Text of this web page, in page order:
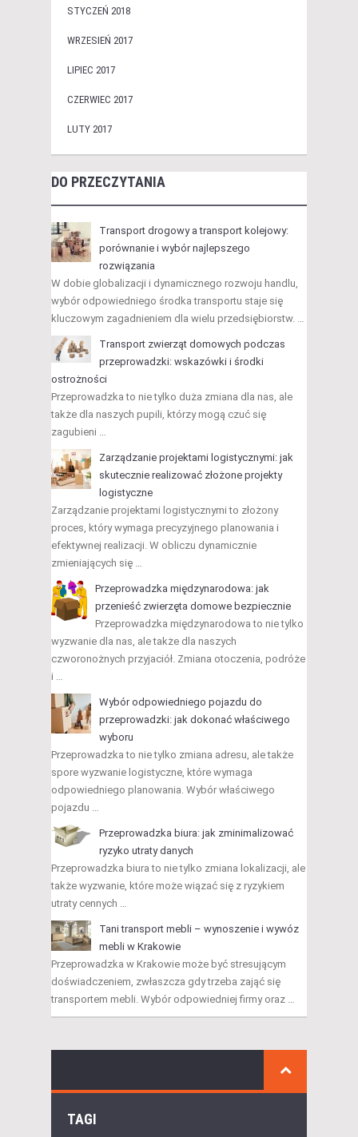
STYCZEŃ 2018
WRZESIEŃ 2017
LIPIEC 2017
CZERWIEC 2017
LUTY 2017
DO PRZECZYTANIA
Transport drogowy a transport kolejowy:
porównanie i wybór najlepszego
rozwiązania
W dobie globalizacji i dynamicznego rozwoju handlu,
wybór odpowiedniego środka transportu staje się
kluczowym zagadnieniem dla wielu przedsiębiorstw. …
Transport zwierząt domowych podczas
przeprowadzki: wskazówki i środki
ostrożności
Przeprowadzka to nie tylko duża zmiana dla nas, ale
także dla naszych pupili, którzy mogą czuć się
zagubieni …
Zarządzanie projektami logistycznymi: jak
skutecznie realizować złożone projekty
logistyczne
Zarządzanie projektami logistycznymi to złożony
proces, który wymaga precyzyjnego planowania i
efektywnej realizacji. W obliczu dynamicznie
zmieniających się …
Przeprowadzka międzynarodowa: jak
przenieść zwierzęta domowe bezpiecznie
Przeprowadzka międzynarodowa to nie tylko
wyzwanie dla nas, ale także dla naszych
czworonożnych przyjaciół. Zmiana otoczenia, podróże
i …
Wybór odpowiedniego pojazdu do
przeprowadzki: jak dokonać właściwego
wyboru
Przeprowadzka to nie tylko zmiana adresu, ale także
spore wyzwanie logistyczne, które wymaga
odpowiedniego planowania. Wybór właściwego
pojazdu …
Przeprowadzka biura: jak zminimalizować
ryzyko utraty danych
Przeprowadzka biura to nie tylko zmiana lokalizacji, ale
także wyzwanie, które może wiązać się z ryzykiem
utraty cennych …
Tani transport mebli – wynoszenie i wywóz
mebli w Krakowie
Przeprowadzka w Krakowie może być stresującym
doświadczeniem, zwłaszcza gdy trzeba zająć się
transportem mebli. Wybór odpowiedniej firmy oraz …
TAGI